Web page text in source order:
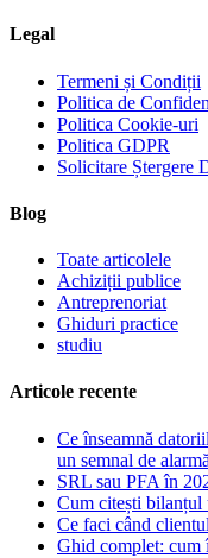
Legal
Termeni și Condiții
Politica de
Politica Cookie-uri
Politica GDPR
Solicitare Ștergere
Blog
Toate articolele
Achiziții publice
Antreprenoriat
Ghiduri practice
studiu
Articole recente
Ce înseamnă
un semnal de alarmă
SRL sau PFA în
Cum citești
Ce faci când
Ghid complet: